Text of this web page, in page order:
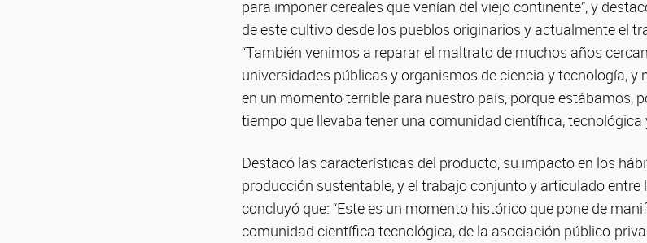
para imponer cereales que venían del viejo continente”, y
de este cultivo desde los pueblos originarios y actualmente el
“También venimos a reparar el maltrato de muchos años
universidades públicas y organismos de ciencia y tecnología,
en un momento terrible para nuestro país, porque estábamos,
tiempo que llevaba tener una comunidad científica, tecnológica
Destacó las características del producto, su impacto en los
producción sustentable, y el trabajo conjunto y articulado
concluyó que: “Este es un momento histórico que pone de
comunidad científica tecnológica, de la asociación público-